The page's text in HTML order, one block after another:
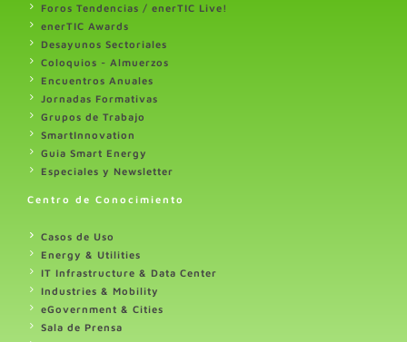
Foros Tendencias / enerTIC Live!
enerTIC Awards
Desayunos Sectoriales
Coloquios - Almuerzos
Encuentros Anuales
Jornadas Formativas
Grupos de Trabajo
SmartInnovation
Guia Smart Energy
Especiales y Newsletter
Centro de Conocimiento
Casos de Uso
Energy & Utilities
IT Infrastructure & Data Center
Industries & Mobility
eGovernment & Cities
Sala de Prensa